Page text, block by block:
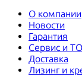
О компании
Новости
Гарантия
Сервис и ТО
Доставка
Лизинг и